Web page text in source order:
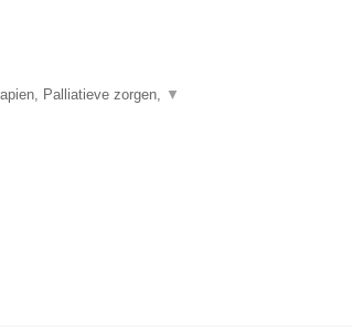
Palliatieve zorgen, ▼